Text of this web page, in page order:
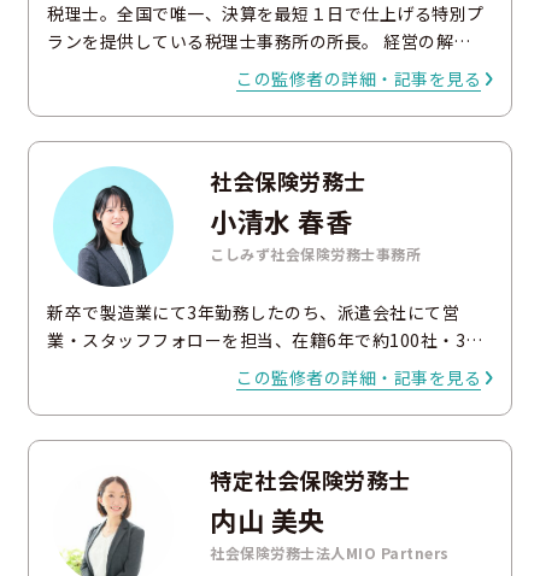
税理士。全国で唯一、決算を最短１日で仕上げる特別プ
ランを提供している税理士事務所の所長。 経営の解…
この監修者の詳細・記事を見る
社会保険労務士
小清水 春香
こしみず社会保険労務士事務所
新卒で製造業にて3年勤務したのち、派遣会社にて営
業・スタッフフォローを担当、在籍6年で約100社・3…
この監修者の詳細・記事を見る
特定社会保険労務士
内山 美央
社会保険労務士法人MIO Partners